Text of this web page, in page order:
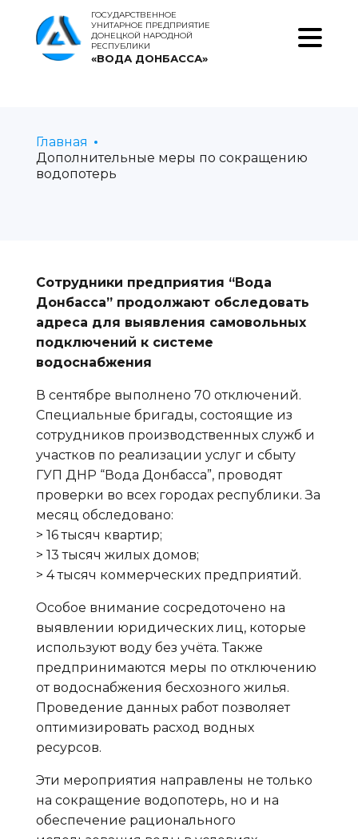
ГОСУДАРСТВЕННОЕ
УНИТАРНОЕ ПРЕДПРИЯТИЕ
ДОНЕЦКОЙ НАРОДНОЙ
РЕСПУБЛИКИ
«ВОДА ДОНБАССА»
Главная
Дополнительные меры по сокращению
водопотерь
Сотрудники предприятия “Вода
Донбасса” продолжают обследовать
адреса для выявления самовольных
подключений к системе
водоснабжения
В сентябре выполнено 70 отключений.
Специальные бригады, состоящие из
сотрудников производственных служб и
участков по реализации услуг и сбыту
ГУП ДНР “Вода Донбасса”, проводят
проверки во всех городах республики. За
месяц обследовано:
> 16 тысяч квартир;
> 13 тысяч жилых домов;
> 4 тысяч коммерческих предприятий.
Особое внимание сосредоточено на
выявлении юридических лиц, которые
используют воду без учёта. Также
предпринимаются меры по отключению
от водоснабжения бесхозного жилья.
Проведение данных работ позволяет
оптимизировать расход водных
ресурсов.
Эти мероприятия направлены не только
на сокращение водопотерь, но и на
обеспечение рационального